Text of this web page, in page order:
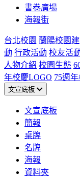
書卷廣場
海報街
台北校園 蘭陽校園
動 行政活動 校友活
人物介紹 校園生態
年校慶LOGO 75週
文宣底板
文宣底板
簡報
桌牌
名牌
海報
資料夾